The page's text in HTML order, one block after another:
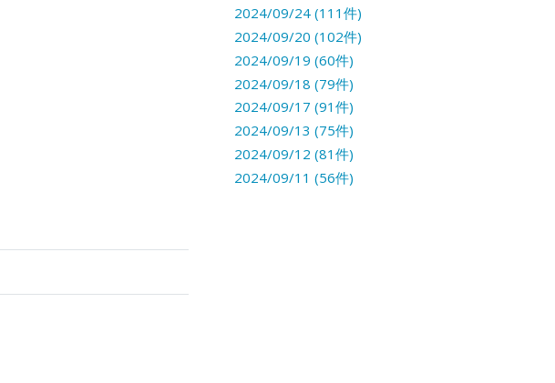
2024/09/24 (111件)
2024/09/20 (102件)
2024/09/19 (60件)
2024/09/18 (79件)
2024/09/17 (91件)
2024/09/13 (75件)
2024/09/12 (81件)
2024/09/11 (56件)